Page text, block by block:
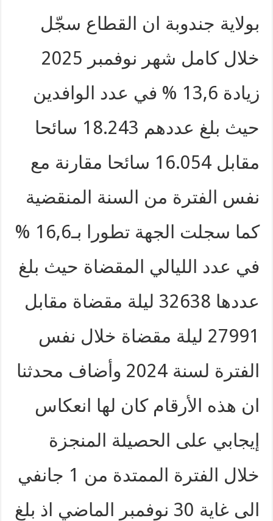
بولاية جندوبة ان القطاع سجّل
خلال كامل شهر نوفمبر 2025
زيادة 13,6 % في عدد الوافدين
حيث بلغ عددهم 18.243 سائحا
مقابل 16.054 سائحا مقارنة مع
نفس الفترة من السنة المنقضية
كما سجلت الجهة تطورا بـ16,6 %
في عدد الليالي المقضاة حيث بلغ
عددها 32638 ليلة مقضاة مقابل
27991 ليلة مقضاة خلال نفس
الفترة لسنة 2024 وأضاف محدثنا
ان هذه الأرقام كان لها انعكاس
إيجابي على الحصيلة المنجزة
خلال الفترة الممتدة من 1 جانفي
الى غاية 30 نوفمبر الماضي اذ بلغ